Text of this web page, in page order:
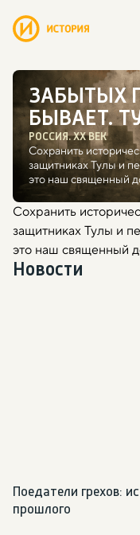
ЗАБЫТЫХ
БЫВАЕТ.
РОССИЯ. ХХ ВЕК
Сохранить
защитниках Тулы и
это наш священный
Сохранить
защитниках Тулы и
это наш священный
Новости
Поедатели грехов:
прошлого